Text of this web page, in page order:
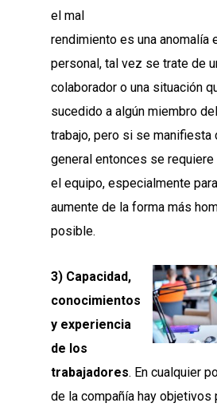
el mal
rendimiento es una anomalía
personal, tal vez se trate de
colaborador o una situación
sucedido a algún miembro
trabajo, pero si se manifiesta
general entonces se
el equipo, especialmente
aumente de la forma más
posible.
3) Capacidad,
conocimientos
y experiencia
de los
trabajadores. En cualquier
de la compañía hay objetivos